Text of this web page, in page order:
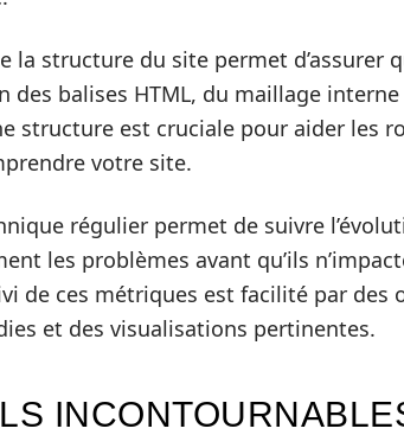
la structure du site permet d’assurer
des balises HTML, du maillage
structure est cruciale pour aider les
votre site.
régulier permet de suivre
les problèmes avant qu’ils
de ces métriques est facilité par des
et des visualisations pertinentes.